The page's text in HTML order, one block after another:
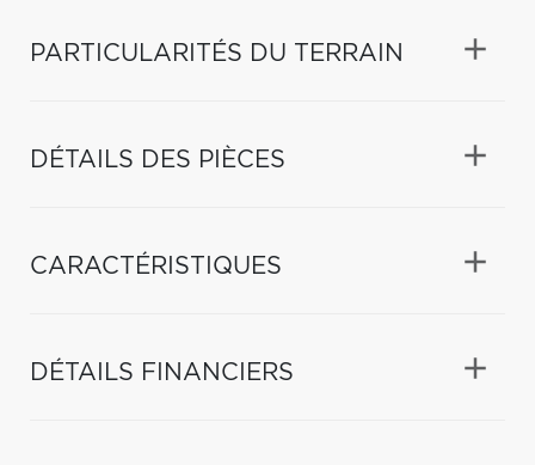
PARTICULARITÉS DU TERRAIN
DÉTAILS DES PIÈCES
CARACTÉRISTIQUES
DÉTAILS FINANCIERS